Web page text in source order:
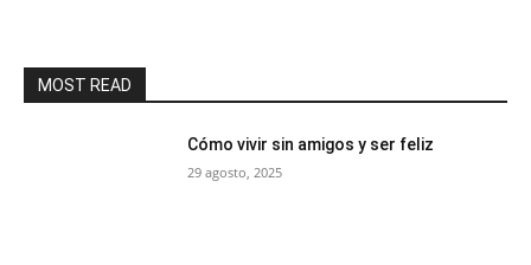
MOST READ
Cómo vivir sin amigos y ser feliz
29 agosto, 2025